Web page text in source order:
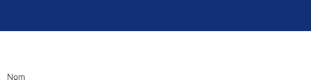
Nom